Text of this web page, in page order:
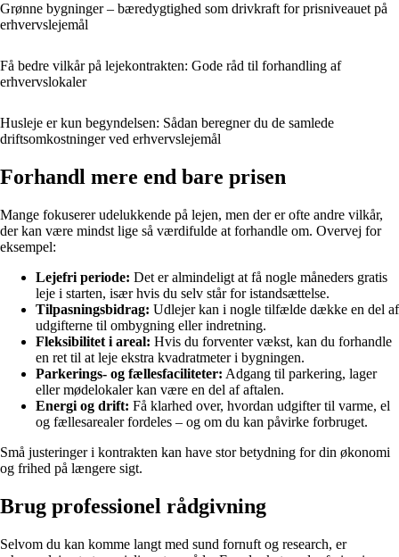
Grønne bygninger – bæredygtighed som drivkraft for prisniveauet på
erhvervslejemål
Få bedre vilkår på lejekontrakten: Gode råd til forhandling af
erhvervslokaler
Husleje er kun begyndelsen: Sådan beregner du de samlede
driftsomkostninger ved erhvervslejemål
Forhandl mere end bare prisen
Mange fokuserer udelukkende på lejen, men der er ofte andre vilkår,
der kan være mindst lige så værdifulde at forhandle om. Overvej for
eksempel:
Lejefri periode: Det er almindeligt at få nogle måneders gratis
leje i starten, især hvis du selv står for istandsættelse.
Tilpasningsbidrag: Udlejer kan i nogle tilfælde dække en del af
udgifterne til ombygning eller indretning.
Fleksibilitet i areal: Hvis du forventer vækst, kan du forhandle
en ret til at leje ekstra kvadratmeter i bygningen.
Parkerings- og fællesfaciliteter: Adgang til parkering, lager
eller mødelokaler kan være en del af aftalen.
Energi og drift: Få klarhed over, hvordan udgifter til varme, el
og fællesarealer fordeles – og om du kan påvirke forbruget.
Små justeringer i kontrakten kan have stor betydning for din økonomi
og frihed på længere sigt.
Brug professionel rådgivning
Selvom du kan komme langt med sund fornuft og research, er